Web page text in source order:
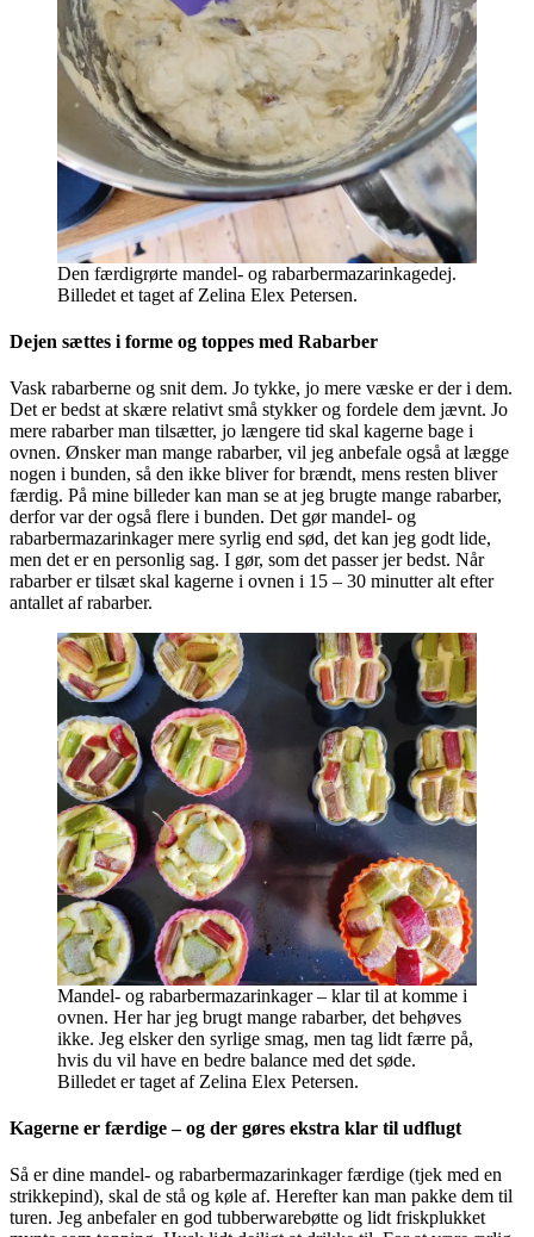
Den færdigrørte mandel- og rabarbermazarinkagedej.
Billedet et taget af Zelina Elex Petersen.
Dejen sættes i forme og toppes med Rabarber
Vask rabarberne og snit dem. Jo tykke, jo mere væske er der i dem.
Det er bedst at skære relativt små stykker og fordele dem jævnt. Jo
mere rabarber man tilsætter, jo længere tid skal kagerne bage i
ovnen. Ønsker man mange rabarber, vil jeg anbefale også at lægge
nogen i bunden, så den ikke bliver for brændt, mens resten bliver
færdig. På mine billeder kan man se at jeg brugte mange rabarber,
derfor var der også flere i bunden. Det gør mandel- og
rabarbermazarinkager mere syrlig end sød, det kan jeg godt lide,
men det er en personlig sag. I gør, som det passer jer bedst. Når
rabarber er tilsæt skal kagerne i ovnen i 15 – 30 minutter alt efter
antallet af rabarber.
Mandel- og rabarbermazarinkager – klar til at komme i
ovnen. Her har jeg brugt mange rabarber, det behøves
ikke. Jeg elsker den syrlige smag, men tag lidt færre på,
hvis du vil have en bedre balance med det søde.
Billedet er taget af Zelina Elex Petersen.
Kagerne er færdige – og der gøres ekstra klar til udflugt
Så er dine mandel- og rabarbermazarinkager færdige (tjek med en
strikkepind), skal de stå og køle af. Herefter kan man pakke dem til
turen. Jeg anbefaler en god tubberwarebøtte og lidt friskplukket